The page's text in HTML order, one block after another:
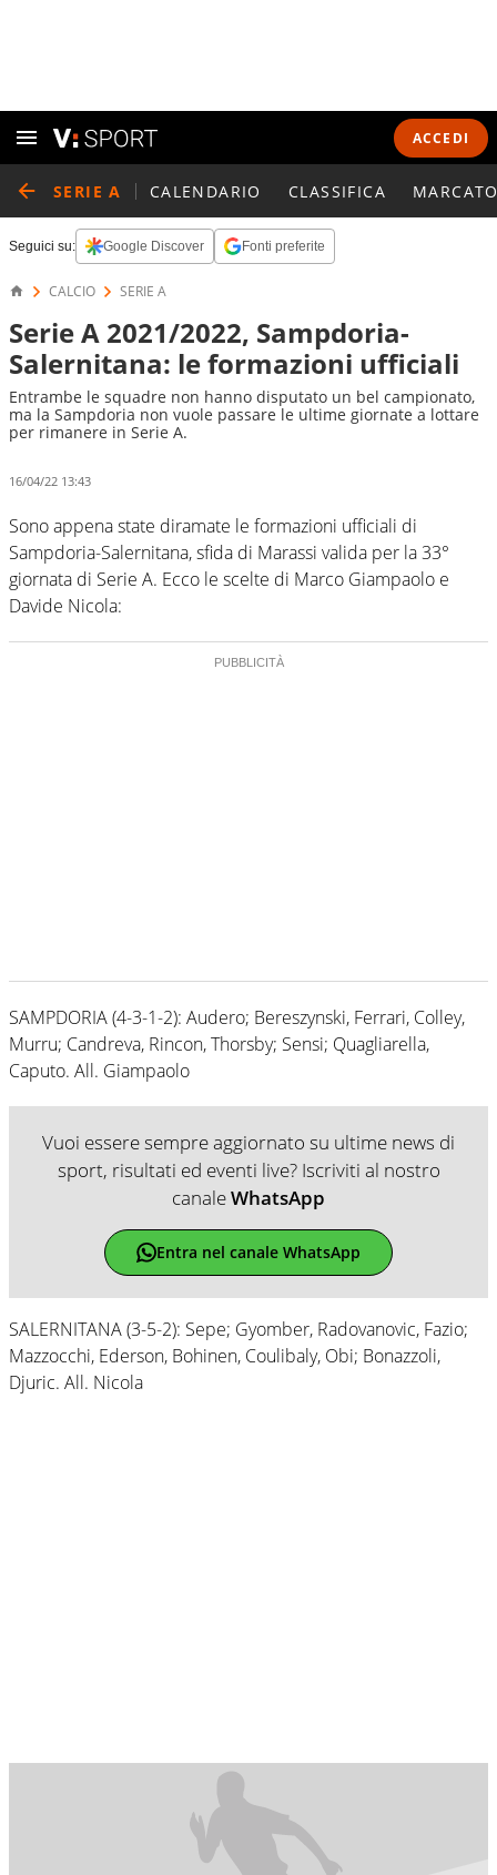
ACCEDI
SERIE A CALENDARIO CLASSIFICA
Seguici su: Google Discover Fonti preferite
CALCIO SERIE A
Serie A 2021/2022, Sampdoria-
Salernitana: le formazioni ufficiali
Entrambe le squadre non hanno disputato un bel campionato,
ma la Sampdoria non vuole passare le ultime giornate a lottare
per rimanere in Serie A.
16/04/22 13:43
Sono appena state diramate le formazioni ufficiali di
Sampdoria-Salernitana, sfida di Marassi valida per la 33°
giornata di Serie A. Ecco le scelte di Marco Giampaolo e
Davide Nicola:
SAMPDORIA (4-3-1-2): Audero; Bereszynski, Ferrari, Colley,
Murru; Candreva, Rincon, Thorsby; Sensi; Quagliarella,
Caputo. All. Giampaolo
Vuoi essere sempre aggiornato su ultime news di
sport, risultati ed eventi live? Iscriviti al nostro
canaleWhatsApp
Entra nel canale WhatsApp
SALERNITANA (3-5-2): Sepe; Gyomber, Radovanovic, Fazio;
Mazzocchi, Ederson, Bohinen, Coulibaly, Obi; Bonazzoli,
Djuric. All. Nicola